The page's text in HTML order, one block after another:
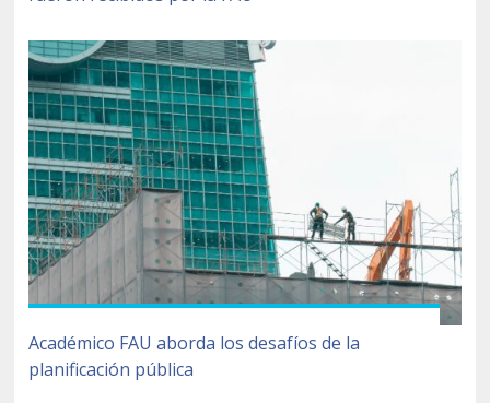
Académico FAU aborda los desafíos de la
planificación pública